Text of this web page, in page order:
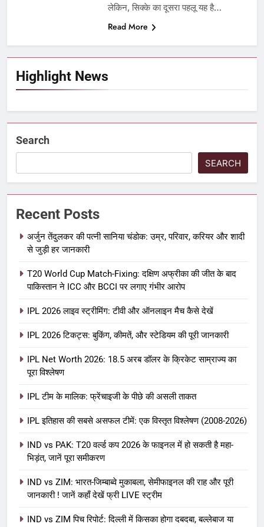
Highlight News
लेकिन, सिक्के का दूसरा पहलू यह है…
Read More
Search
SEARCH
Recent Posts
अर्जुन तेंदुलकर की पत्नी सानिया चंडोक: उम्र, परिवार, करियर और शादी
से जुड़ी हर जानकारी
T20 World Cup Match-Fixing: दक्षिण अफ्रीका की जीत के बाद
पाकिस्तान ने ICC और BCCI पर लगाए गंभीर आरोप
IPL 2026 लाइव स्ट्रीमिंग: टीवी और ऑनलाइन मैच कैसे देखें
IPL 2026 टिकट्स: बुकिंग, कीमतें, और स्टेडियम की पूरी जानकारी
IPL Net Worth 2026: 18.5 अरब डॉलर के क्रिकेट साम्राज्य का
पूरा विश्लेषण
IPL टीम के मालिक: फ्रेंचाइजी के पीछे की असली ताकत
IPL इतिहास की सबसे असफल टीमें: एक विस्तृत विश्लेषण (2008-2026)
IND vs PAK: T20 वर्ल्ड कप 2026 के फाइनल में हो सकती है महा-
भिड़ंत, जानें पूरा समीकरण
IND vs ZIM: भारत-जिम्बाब्वे मुकाबला, सेमीफाइनल की राह और पूरी
जानकारी ! जानें कहाँ देखें फ्री LIVE स्ट्रीम
IND vs ZIM पिच रिपोर्ट: दिल्ली में किसका होगा दबदबा, बल्लेबाज या
IPL Net Worth 2026: 18.5 अरब डॉलर
आईपीएल 2026 क्रिकेट
IPL टीम के मालिक: फ्रेंचाइजी के पीछे की
असली ताकत
आईपीएल 2026 क्रिकेट
IPL इतिहास की सबसे असफल टीमें: एक